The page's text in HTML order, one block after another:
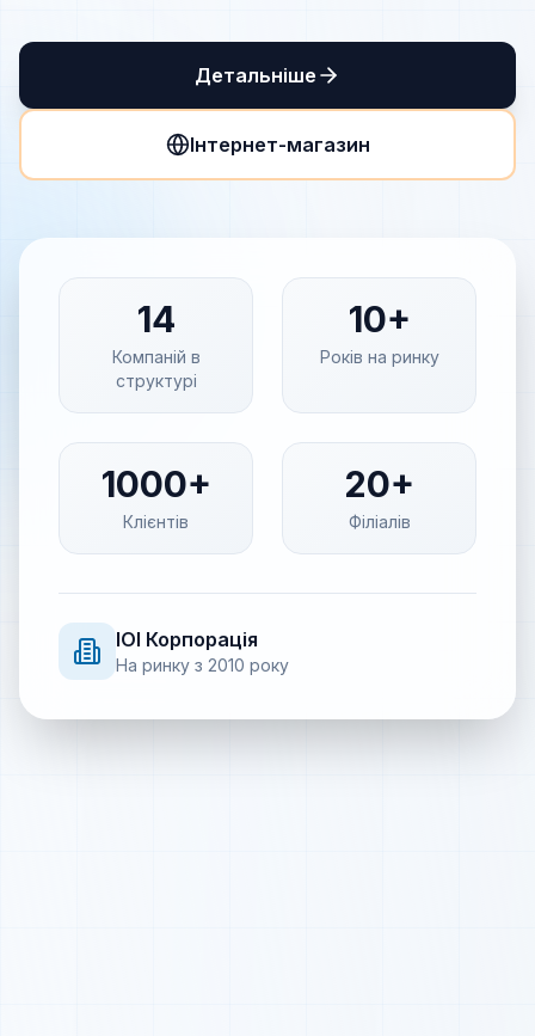
Детальніше
Інтернет-магазин
14
Компаній в
структурі
10+
Років на ринку
1000+
Клієнтів
20+
Філіалів
IOI Корпорація
На ринку з 2010 року